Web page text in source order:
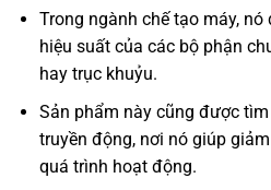
Trong ngành chế tạo máy,
hiệu suất của các bộ phận
hay trục khuỷu.
Sản phẩm này cũng được
truyền động, nơi nó giúp
quá trình hoạt động.